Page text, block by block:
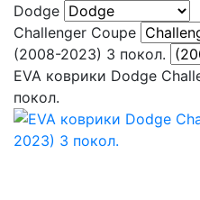
Dodge
Challenger Coupe
(2008-2023) 3 покол.
EVA коврики Dodge
покол.